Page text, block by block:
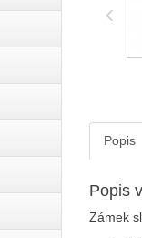
Popis
Popis
Zámek